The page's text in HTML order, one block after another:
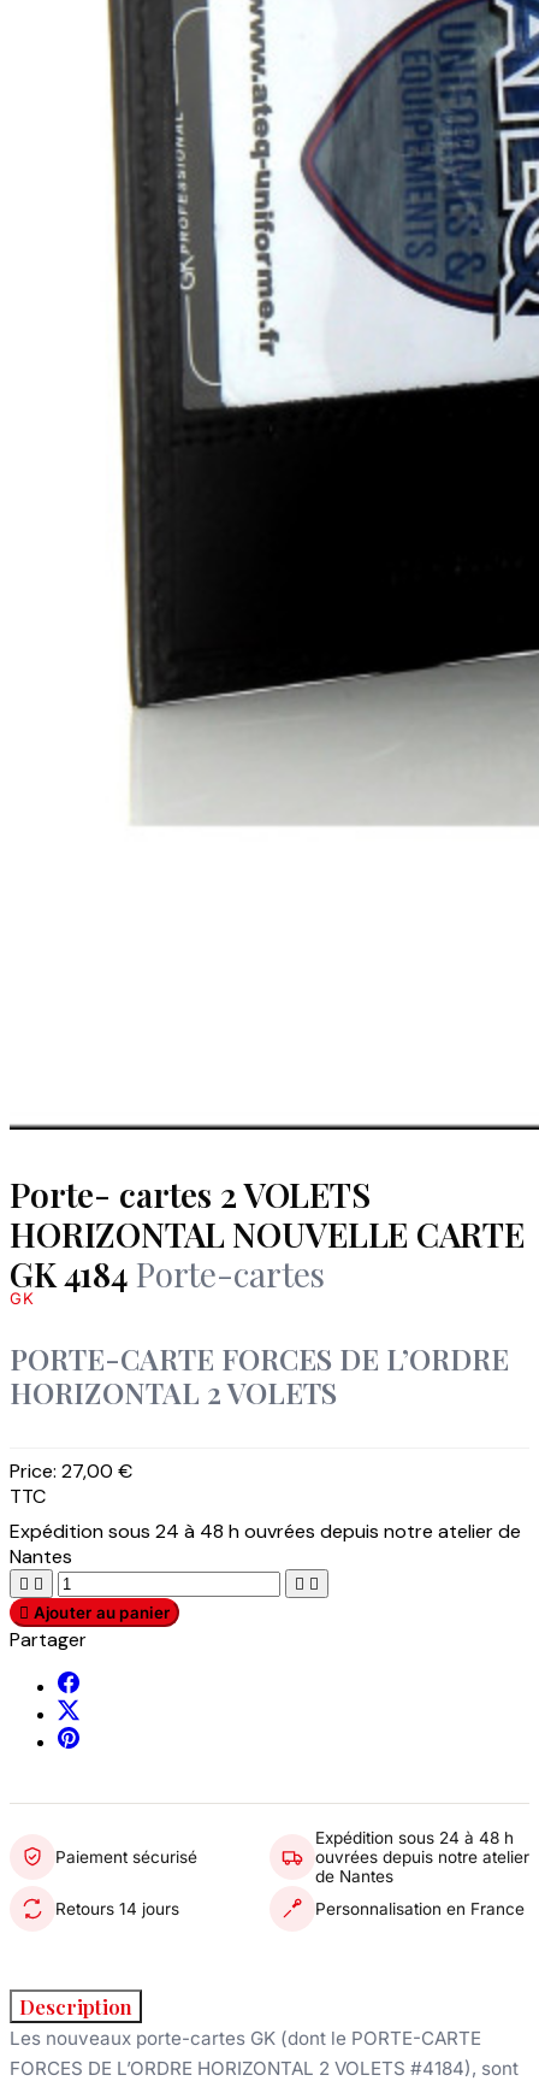
Porte- cartes 2 VOLETS
HORIZONTAL NOUVELLE CARTE
GK 4184 Porte-cartes
GK
PORTE-CARTE FORCES DE L’ORDRE
HORIZONTAL 2 VOLETS
Price: 27,00 €
TTC
Expédition sous 24 à 48 h ouvrées depuis notre atelier de
Nantes
   
 Ajouter au panier
Partager
Paiement sécurisé
Expédition sous 24 à 48 h
ouvrées depuis notre atelier
de Nantes
Retours 14 jours
Personnalisation en France
Description
Les nouveaux porte-cartes GK (dont le PORTE-CARTE
FORCES DE L’ORDRE HORIZONTAL 2 VOLETS #4184), sont